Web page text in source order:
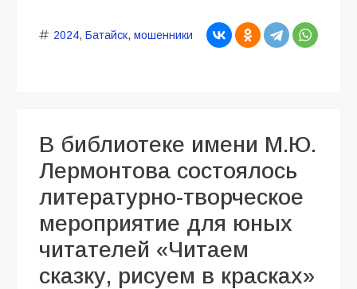
2024, Батайск, мошенники
В библиотеке имени М.Ю.
Лермонтова состоялось
литературно-творческое
мероприятие для юных
читателей «Читаем
сказку, рисуем в красках»